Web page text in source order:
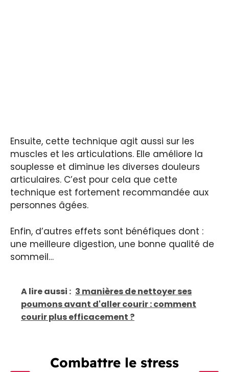
Ensuite, cette technique agit aussi sur les
muscles et les articulations. Elle améliore la
souplesse et diminue les diverses douleurs
articulaires. C’est pour cela que cette
technique est fortement recommandée aux
personnes âgées.
Enfin, d’autres effets sont bénéfiques dont :
une meilleure digestion, une bonne qualité de
sommeil…
A lire aussi : 3 manières de nettoyer ses
poumons avant d'aller courir : comment
courir plus efficacement ?
Combattre le stress